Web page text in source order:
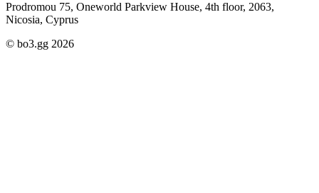
Prodromou 75, Oneworld Parkview House, 4th floor, 2063,
Nicosia, Cyprus
© bo3.gg 2026